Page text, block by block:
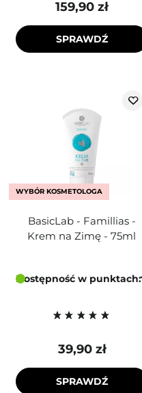
159,90 zł
SPRAWDŹ
WYBÓR KOSMETOLOGA
BasicLab - Famillias -
Krem na Zimę - 75ml
Dostępność w punktach:
39,90 zł
SPRAWDŹ